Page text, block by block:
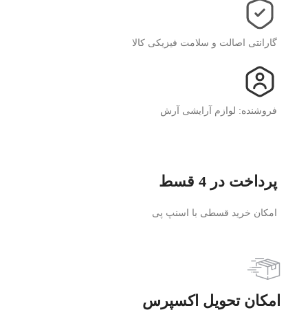
گارانتی اصالت و سلامت فیزیکی کالا
فروشنده: لوازم آرایشی آرش
پرداخت در 4 قسط
امکان خرید قسطی با اسنپ پی
امکان تحویل اکسپرس